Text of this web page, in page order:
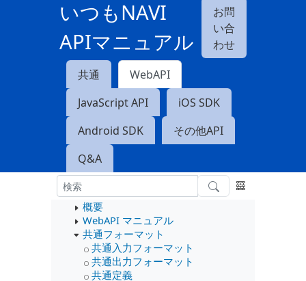
いつもNAVI
APIマニュアル
お問
い合
わせ
共通
WebAPI
JavaScript API
iOS SDK
Android SDK
その他API
Q&A
概要
WebAPI マニュアル
共通フォーマット
共通入力フォーマット
共通出力フォーマット
共通定義